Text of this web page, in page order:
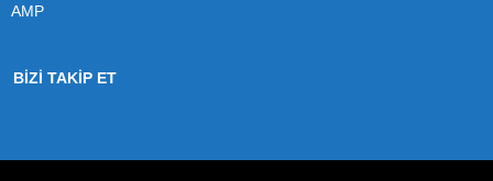
AMP
BİZİ TAKİP ET